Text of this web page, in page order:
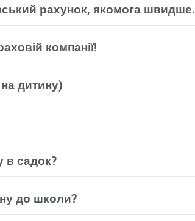
рахунок, якомога швидше.
компанії!
дитину)
в садок?
до школи?